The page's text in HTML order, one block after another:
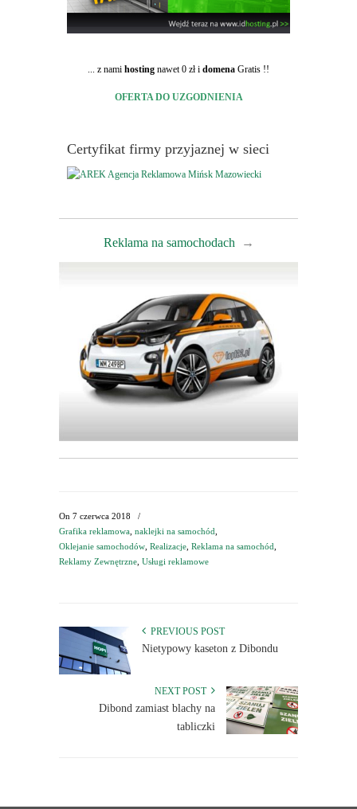
... z nami hosting nawet 0 zł i domena Gratis !!
OFERTA DO UZGODNIENIA
Certyfikat firmy przyjaznej w sieci
Reklama na samochodach →
On 7 czerwca 2018
/
Grafika reklamowa naklejki na samochód
Oklejanie samochodów Realizacje Reklama na samochód
Reklamy Zewnętrzne Usługi reklamowe
PREVIOUS POST
Nietypowy kaseton z Dibondu
NEXT POST
Dibond zamiast blachy na
tabliczki